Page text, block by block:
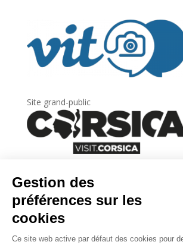
Site grand-public
Newsletter
Inscrivez-vous àla lettre d’information
l’Agence du tourisme de la Corse.